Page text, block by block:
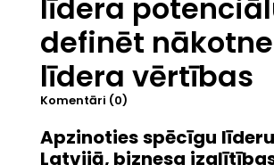
līdera
definēt
līdera vērtības
Komentāri (0)
Apzinoties spēcīgu
Latvijā, biznesa